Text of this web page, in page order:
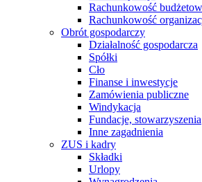
Rachunkowość
Rachunkowość
Obrót gospodarczy
Działalność gospodarcza
Spółki
Cło
Finanse i inwestycje
Zamówienia publiczne
Windykacja
Fundacje, stowarzyszenia
Inne zagadnienia
ZUS i kadry
Składki
Urlopy